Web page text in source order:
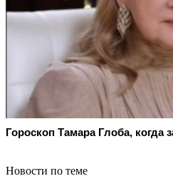
Гороскоп Тамара Глоба, когда
Новости по теме